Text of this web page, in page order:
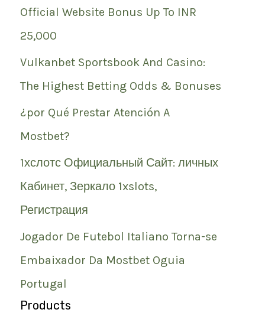
Official Website Bonus Up To INR
25,000
Vulkanbet Sportsbook And Casino:
The Highest Betting Odds & Bonuses
¿por Qué Prestar Atención A
Mostbet?
1хслотс Официальный Сайт: личных
Кабинет, Зеркало 1xslots,
Регистрация
Jogador De Futebol Italiano Torna-se
Embaixador Da Mostbet Oguia
Portugal
Products